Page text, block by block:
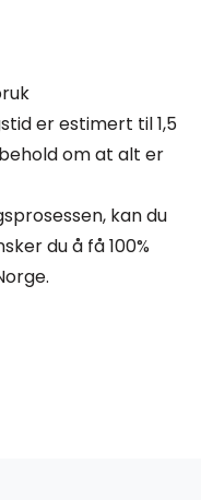
er estimert til 1,5
om at alt er
kan du
du å få 100%